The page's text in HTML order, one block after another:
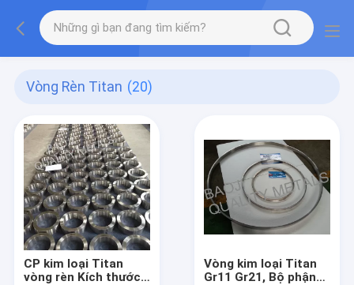
Vòng Rèn Titan (20)
CP kim loại Titan
vòng rèn Kích thước
Vòng kim loại Titan
Gr11 Gr21, Bộ phận